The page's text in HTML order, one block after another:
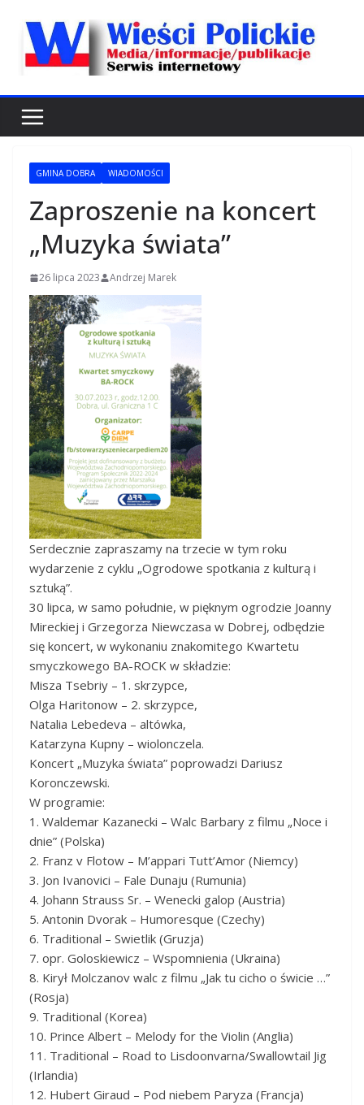
GMINA DOBRA WIADOMOŚCI
Zaproszenie na koncert
„Muzyka świata”
26 lipca 2023 Andrzej Marek
Serdecznie zapraszamy na trzecie w tym roku
wydarzenie z cyklu „Ogrodowe spotkania z kulturą i
sztuką”.
30 lipca, w samo południe, w pięknym ogrodzie Joanny
Mireckiej i Grzegorza Niewczasa w Dobrej, odbędzie
się koncert, w wykonaniu znakomitego Kwartetu
smyczkowego BA-ROCK w składzie:
Misza Tsebriy – 1. skrzypce,
Olga Haritonow – 2. skrzypce,
Natalia Lebedeva – altówka,
Katarzyna Kupny – wiolonczela.
Koncert „Muzyka świata” poprowadzi Dariusz
Koronczewski.
W programie:
1. Waldemar Kazanecki – Walc Barbary z filmu „Noce i
dnie” (Polska)
2. Franz v Flotow – M’appari Tutt’Amor (Niemcy)
3. Jon Ivanovici – Fale Dunaju (Rumunia)
4. Johann Strauss Sr. – Wenecki galop (Austria)
5. Antonin Dvorak – Humoresque (Czechy)
6. Traditional – Swietlik (Gruzja)
7. opr. Goloskiewicz – Wspomnienia (Ukraina)
8. Kirył Molczanov walc z filmu „Jak tu cicho o świcie …”
(Rosja)
9. Traditional (Korea)
10. Prince Albert – Melody for the Violin (Anglia)
11. Traditional – Road to Lisdoonvarna/Swallowtail Jig
(Irlandia)
12. Hubert Giraud – Pod niebem Paryza (Francja)